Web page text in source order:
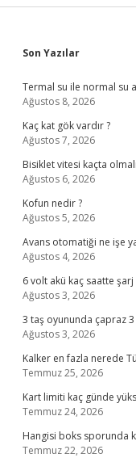
Sidebar
Son Yazılar
Termal su ile normal su
Ağustos 8, 2026
Kaç kat gök vardır ?
Ağustos 7, 2026
Bisiklet vitesi kaçta
Ağustos 6, 2026
Kofun nedir ?
Ağustos 5, 2026
Avans otomatiği ne işe
Ağustos 4, 2026
6 volt akü kaç saatte şarj
Ağustos 3, 2026
3 taş oyununda çapraz
Ağustos 3, 2026
Kalker en fazla nerede
Temmuz 25, 2026
Kart limiti kaç günde
Temmuz 24, 2026
Hangisi boks sporunda
Temmuz 22, 2026